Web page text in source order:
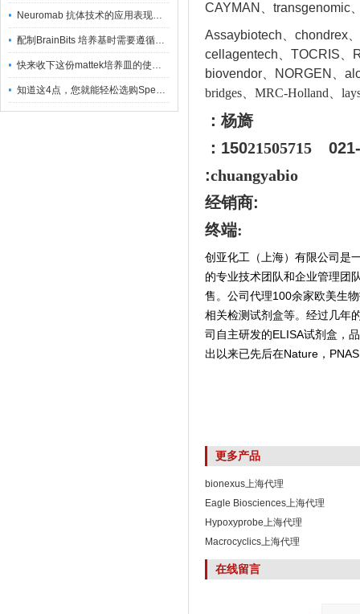
Neuromab 抗体技术的应用表现在这几方面
配制BrainBits 培养基时需要遵循的原则
快来收下这份mattek培养皿的使用指南
知道这4点，您就能轻松选购Spectrum 膜
CAYMAN、transgenomic
Assaybiotech、chondrex
cellagentech、TOCRIS、
biovendor、NORGEN、a
bridges、MRC-Holland、
：杨旖
：15021505715
021-
:chuangyabio
经销商:
终端:
创亚化工（上海）有限公司是
的专业技术团队和企业管理团
售。公司代理100余家欧美生
相关检测试剂盒等。经过几年
司自主研发的ELISA试剂盒，
出以来已先后在Nature，
更多产品
bionexus上海代理
Eagle Biosciences上海代理
Hypoxyprobe上海代理
Macrocyclics上海代理
在线留言